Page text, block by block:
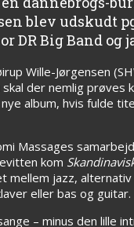
blev udskudt
DR Big Band og
Wille-Jørgensen
der nemlig prøves
album, hvis fulde
Massages
kom
jazz,
eller bas og guitar.
– minus den lille